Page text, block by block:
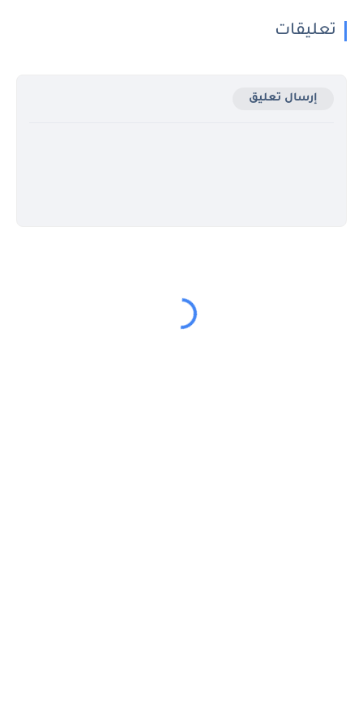
تعليقات
إرسال تعليق